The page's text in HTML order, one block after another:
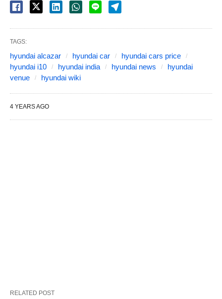
TAGS:
hyundai alcazar hyundai car
hyundai cars price
hyundai i10
hyundai india hyundai news
hyundai
venue
hyundai wiki
4 YEARS AGO
RELATED POST